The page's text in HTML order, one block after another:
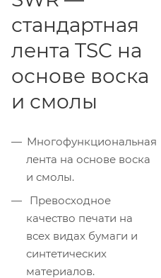
стандартная
лента TSC на
основе воска
и смолы
Многофункциональная
лента на основе воска
и смолы.
качество печати на
всех видах бумаги и
синтетических
материалов.